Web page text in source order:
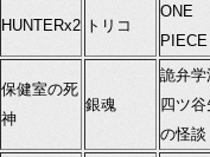
HUNTERx2 トリコ
ONE
PIECE
保健室の死
神
銀魂
詭弁学
四ツ
の怪談